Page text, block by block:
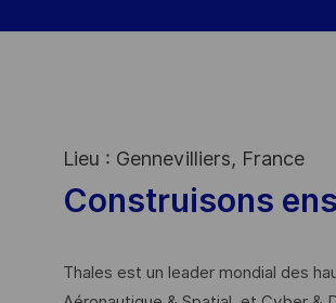
Lieu : Gennevilliers, France
Construisons
Thales est un leader mondial des